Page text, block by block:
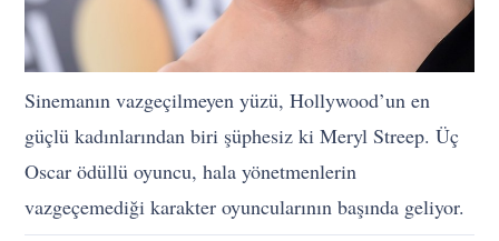
Sinemanın vazgeçilmeyen yüzü, Hollywood’un en
güçlü kadınlarından biri şüphesiz ki Meryl Streep. Üç
Oscar ödüllü oyuncu, hala yönetmenlerin
vazgeçemediği karakter oyuncularının başında geliyor.